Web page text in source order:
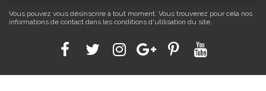
Vous pouvez vous désinscrire à tout moment. Vous trouverez pour cela nos
informations de contact dans les conditions d'utilisation du site.